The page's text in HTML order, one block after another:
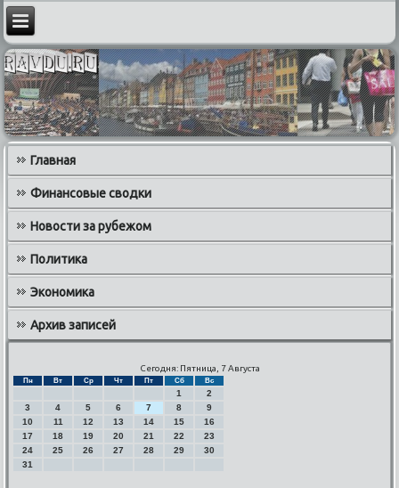
Главная
Финансовые сводки
Новости за рубежом
Политика
Экономика
Архив записей
Сегодня: Пятница, 7 Августа
Пн Вт Ср Чт Пт Сб Вс
1
2
3
4 5 6 7 8
9
10
11 12 13 14 15
16
17
18 19 20 21 22
23
24
25 26 27 28 29
30
31